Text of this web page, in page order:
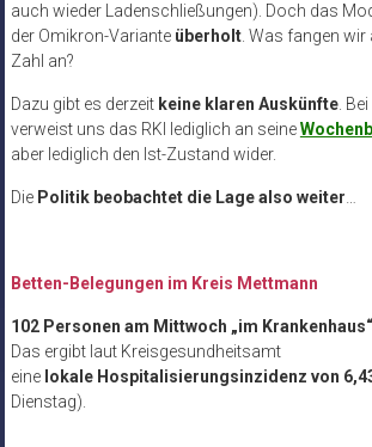
auch wieder Ladenschließungen). Doch das
der Omikron-Variante überholt. Was fangen wir
Zahl an?
Dazu gibt es derzeit keine klaren Auskünfte.
verweist uns das RKI lediglich an seine
aber lediglich den Ist-Zustand wider.
Die Politik beobachtet die Lage also weiter…
Betten-Belegungen im Kreis Mettmann
102 Personen am Mittwoch „im Krankenhaus“
Das ergibt laut Kreisgesundheitsamt
eine lokale Hospitalisierungsinzidenz von
Dienstag).